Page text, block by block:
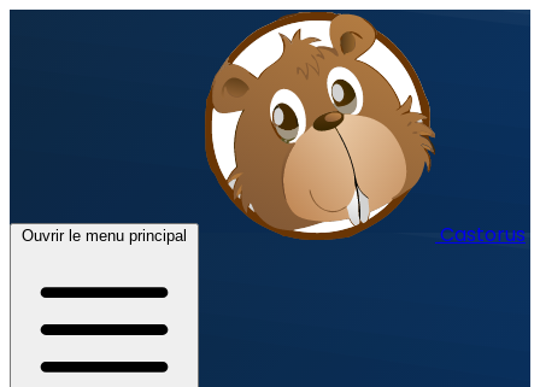
Ouvrir le menu principal Castorus